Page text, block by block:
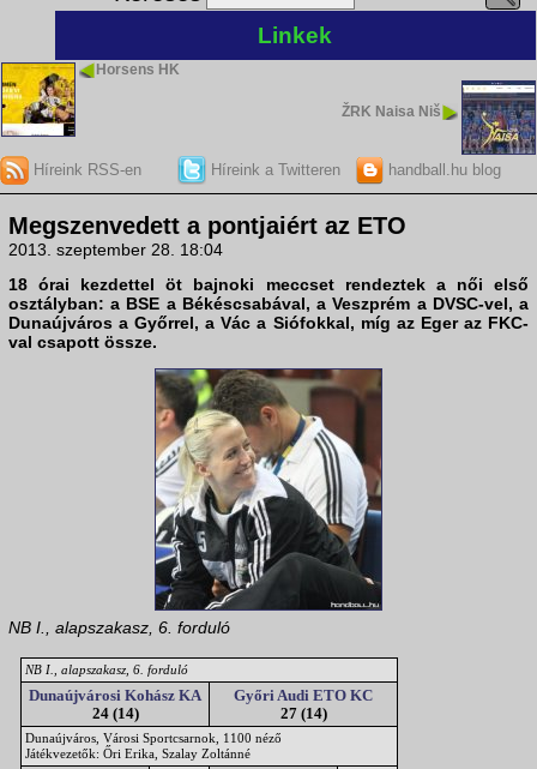
Linkek
Horsens HK
ŽRK Naisa Niš
Híreink RSS-en Híreink a Twitteren handball.hu blog
Megszenvedett a pontjaiért az ETO
2013. szeptember 28. 18:04
18 órai kezdettel öt bajnoki meccset rendeztek a női első
osztályban: a BSE a Békéscsabával, a Veszprém a DVSC-vel, a
Dunaújváros a Győrrel, a Vác a Siófokkal, míg az Eger az FKC-
val csapott össze.
NB I., alapszakasz, 6. forduló
NB I., alapszakasz, 6. forduló
Dunaújvárosi Kohász KA
24 (14)
Győri Audi ETO KC
27 (14)
Dunaújváros, Városi Sportcsarnok, 1100 néző
Játékvezetők: Őri Erika, Szalay Zoltánné